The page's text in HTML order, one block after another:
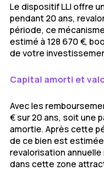
Le dispositif LLI offre
pendant 20 ans,
période, ce
estimé à 128 670 €,
de votre
Capital amorti et
Avec les
€ sur 20 ans, soit une
amortie. Après cette
de ce bien est
revalorisation annuelle
dans cette zone